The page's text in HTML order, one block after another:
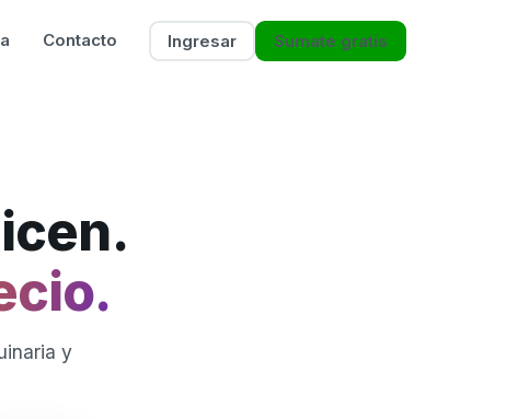
Contacto Ingresar Sumate gratis
y